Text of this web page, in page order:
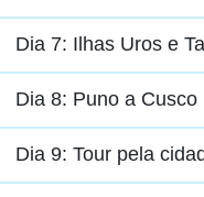
Dia 7: Ilhas Uros e
Dia 8: Puno a Cusco
Dia 9: Tour pela